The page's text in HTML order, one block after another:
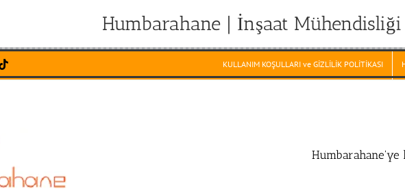
Humbarahane | İnşaat Mühendisliği
KULLANIM KOŞULLARI ve GİZLİLİK POLİTİKASI
Humbarahane'ye